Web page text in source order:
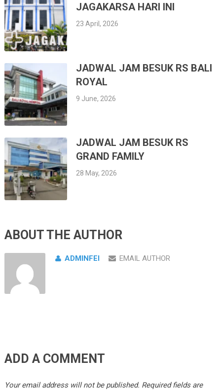
JAGAKARSA HARI INI
23 April, 2026
JADWAL JAM BESUK RS BALI
ROYAL
9 June, 2026
JADWAL JAM BESUK RS
GRAND FAMILY
28 May, 2026
ABOUT THE AUTHOR
ADMINFEI EMAIL AUTHOR
ADD A COMMENT
Your email address will not be published. Required fields are